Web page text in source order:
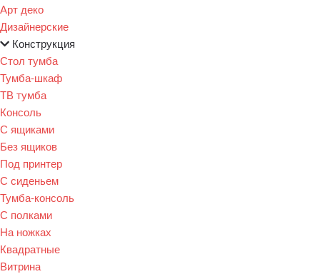
Арт деко
Дизайнерские
Конструкция
Стол тумба
Тумба-шкаф
ТВ тумба
Консоль
С ящиками
Без ящиков
Под принтер
С сиденьем
Тумба-консоль
С полками
На ножках
Квадратные
Витрина